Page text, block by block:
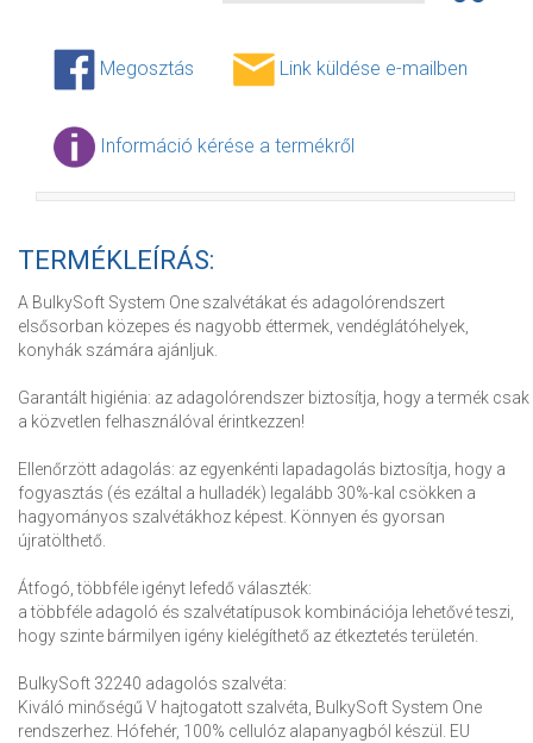
Megosztás Link küldése e-mailben
Információ kérése a termékről
TERMÉKLEÍRÁS:
A BulkySoft System One szalvétákat és adagolórendszert
elsősorban közepes és nagyobb éttermek, vendéglátóhelyek,
konyhák számára ajánljuk.
Garantált higiénia: az adagolórendszer biztosítja, hogy a termék csak
a közvetlen felhasználóval érintkezzen!
Ellenőrzött adagolás: az egyenkénti lapadagolás biztosítja, hogy a
fogyasztás (és ezáltal a hulladék) legalább 30%-kal csökken a
hagyományos szalvétákhoz képest. Könnyen és gyorsan
újratölthető.
Átfogó, többféle igényt lefedő választék:
a többféle adagoló és szalvétatípusok kombinációja lehetővé teszi,
hogy szinte bármilyen igény kielégíthető az étkeztetés területén.
BulkySoft 32240 adagolós szalvéta:
Kiváló minőségű V hajtogatott szalvéta, BulkySoft System One
rendszerhez. Hófehér, 100% cellulóz alapanyagból készül. EU